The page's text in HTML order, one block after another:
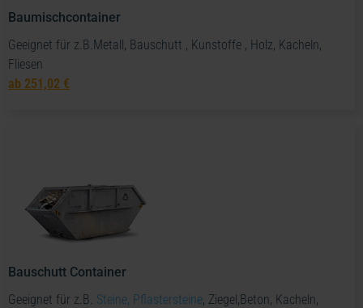
Baumischcontainer
Geeignet für z.B.Metall, Bauschutt , Kunstoffe , Holz, Kacheln,
Fliesen
ab 251,02 €
Bauschutt Container
Geeignet für z.B. Steine, Pflastersteine, Ziegel,Beton, Kacheln,